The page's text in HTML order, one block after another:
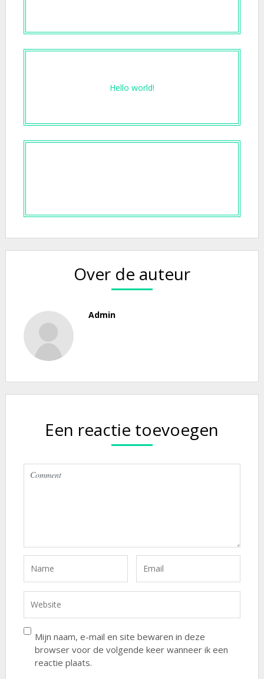
Hello world!
Over de auteur
Admin
Een reactie toevoegen
Mijn naam, e-mail en site bewaren in deze
browser voor de volgende keer wanneer ik een
reactie plaats.